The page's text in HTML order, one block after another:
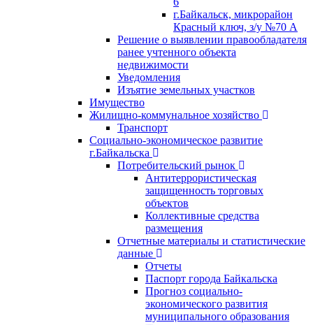
г.Байкальск, микрорайон
Красный ключ, з/у №70 А
Решение о выявлении правообладателя
ранее учтенного объекта
недвижимости
Уведомления
Изъятие земельных участков
Имущество
Жилищно-коммунальное хозяйство
Транспорт
Социально-экономическое развитие
г.Байкальска
Потребительский рынок
Антитеррористическая
защищенность торговых
объектов
Коллективные средства
размещения
Отчетные материалы и статистические
данные
Отчеты
Паспорт города Байкальска
Прогноз социально-
экономического развития
муниципального образования